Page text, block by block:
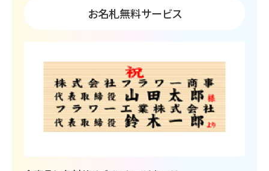
お名札無料サービス